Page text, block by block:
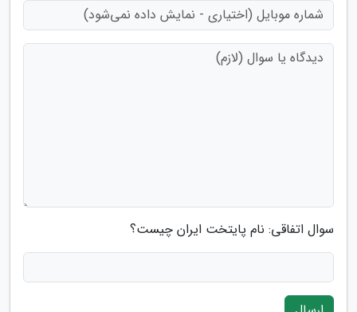
سوال اتفاقی: نام پایتخت ایران چیست؟